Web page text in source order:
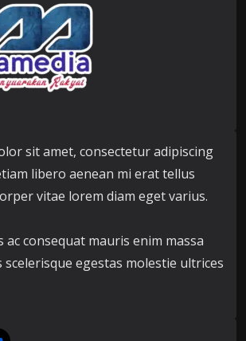
sit amet, consectetur adipiscing
libero aenean mi erat tellus
vitae lorem diam eget varius.
ac consequat mauris enim massa
scelerisque egestas molestie ultrices